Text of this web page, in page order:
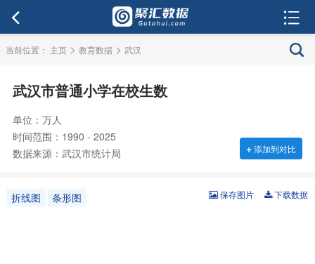
当前位置： 主页 > 教育数据 > 武汉
武汉市普通小学在校生数
单位：万人
时间范围：1990 - 2025
数据来源：武汉市统计局
+添加到对比
折线图 条形图 下载数据
保存图片